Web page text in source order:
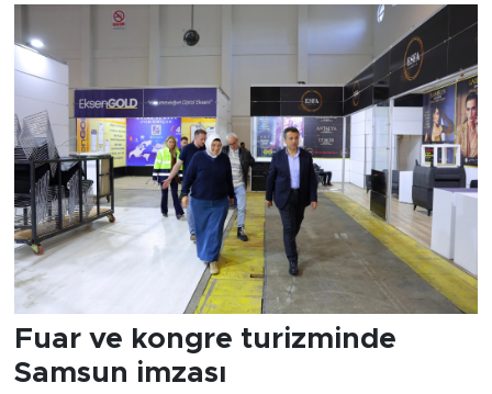
Fuar ve kongre turizminde
Samsun imzası